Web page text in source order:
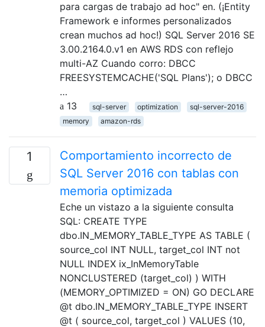
para cargas de trabajo ad hoc" en. (¡Entity
Framework e informes personalizados
crean muchos ad hoc!) SQL Server 2016 SE
3.00.2164.0.v1 en AWS RDS con reflejo
multi-AZ Cuando corro: DBCC
FREESYSTEMCACHE('SQL Plans'); o DBCC
…
13
sql-server optimization
sql-server-2016
memory
amazon-rds
1
Comportamiento incorrecto de
SQL Server 2016 con tablas con
memoria optimizada
Eche un vistazo a la siguiente consulta
SQL: CREATE TYPE
dbo.IN_MEMORY_TABLE_TYPE AS TABLE (
source_col INT NULL, target_col INT not
NULL INDEX ix_InMemoryTable
NONCLUSTERED (target_col) ) WITH
(MEMORY_OPTIMIZED = ON) GO DECLARE
@t dbo.IN_MEMORY_TABLE_TYPE INSERT
@t ( source_col, target_col ) VALUES (10,